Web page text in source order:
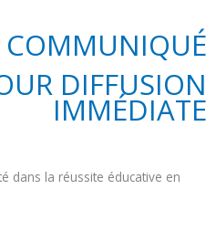
COMMUNIQUÉ
DIFFUSION
IMMÉDIATE
dans la réussite éducative en